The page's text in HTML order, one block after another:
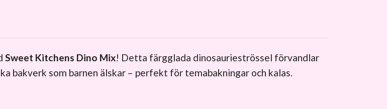
Sweet Kitchens Dino Mix! Detta färgglada dinosaurieströssel förvandlar
bakverk som barnen älskar – perfekt för temabakningar och kalas.